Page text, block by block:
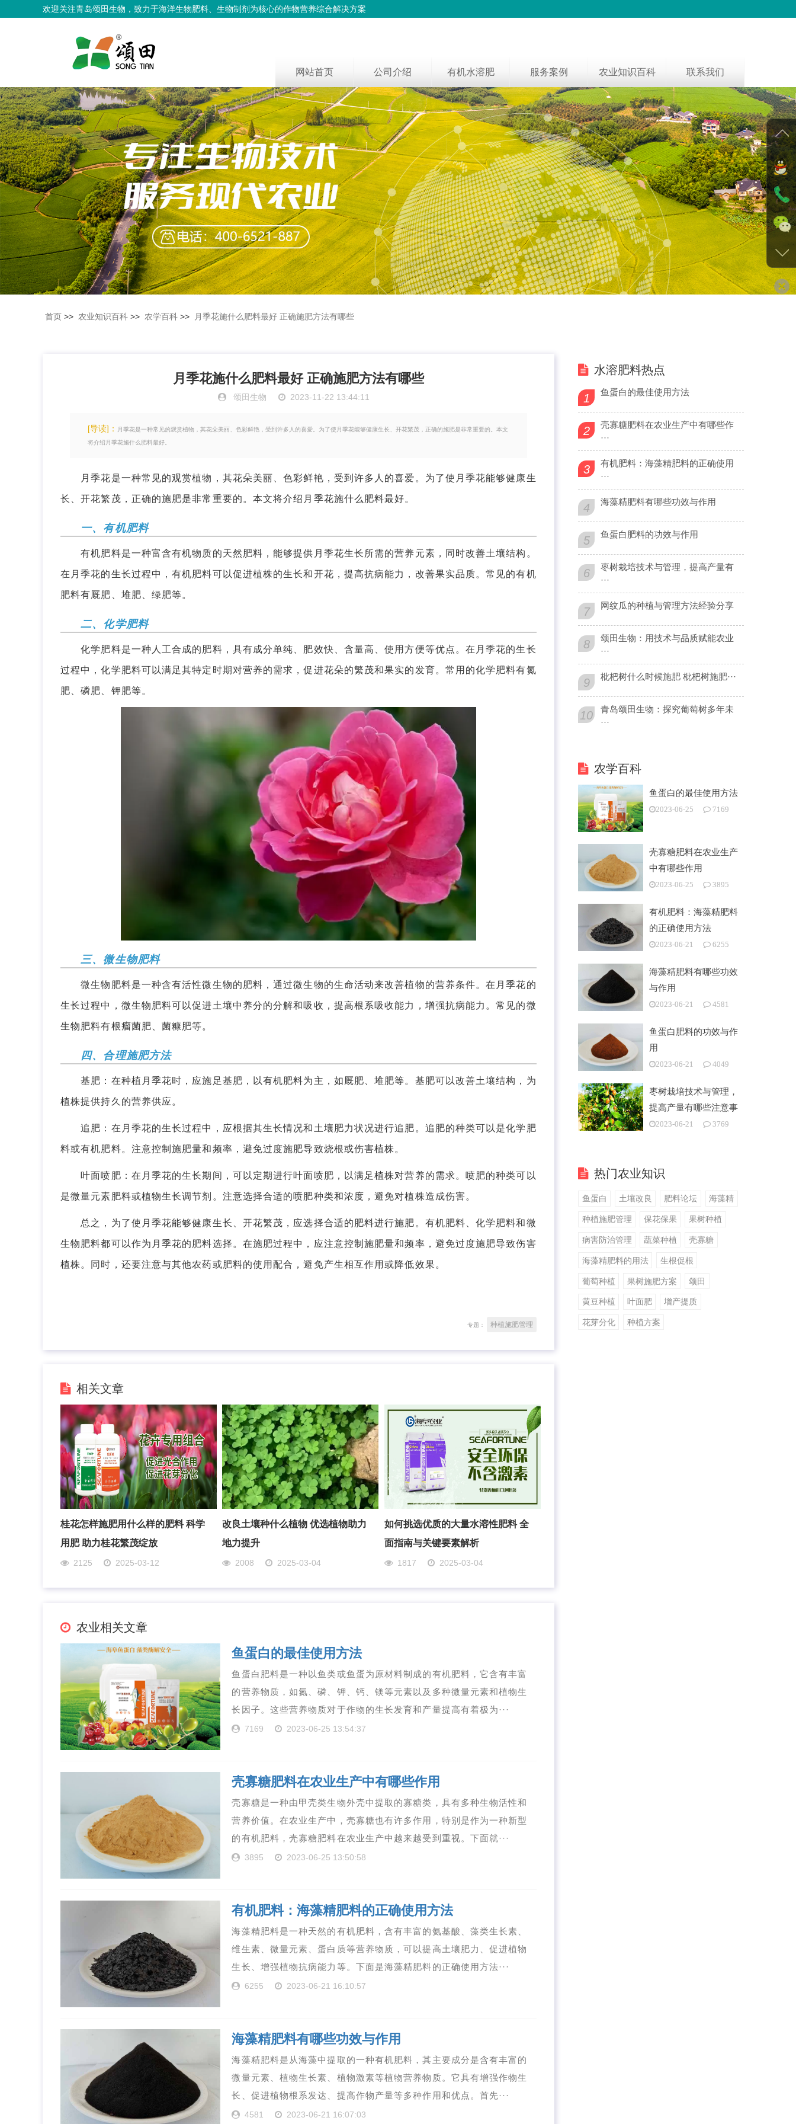
欢迎关注青岛颂田生物，致力于海洋生物肥料、生物制剂为核心的作物营养综合解决方案
网站首页 公司介绍 有机水溶肥 服务案例 农业知识百科 联系我们
首页 >> 农业知识百科 >> 农学百科 >> 月季花施什么肥料最好 正确施肥方法有哪些
月季花施什么肥料最好 正确施肥方法有哪些
颂田生物 2023-11-22 13:44:11
[导读]：
月季花是一种常见的观赏植物，其花朵美丽、色彩鲜艳，受到许多人的喜爱。为了使月季花能够健康生长、开花繁茂，正确的施肥是非常重要的。本文
将介绍月季花施什么肥料最好。
月季花是一种常见的观赏植物，其花朵美丽、色彩鲜艳，受到许多人的喜爱。为了使月季花能够健康生
长、开花繁茂，正确的施肥是非常重要的。本文将介绍月季花施什么肥料最好。
一、有机肥料
有机肥料是一种富含有机物质的天然肥料，能够提供月季花生长所需的营养元素，同时改善土壤结构。
在月季花的生长过程中，有机肥料可以促进植株的生长和开花，提高抗病能力，改善果实品质。常见的有机
肥料有厩肥、堆肥、绿肥等。
二、化学肥料
化学肥料是一种人工合成的肥料，具有成分单纯、肥效快、含量高、使用方便等优点。在月季花的生长
过程中，化学肥料可以满足其特定时期对营养的需求，促进花朵的繁茂和果实的发育。常用的化学肥料有氮
肥、磷肥、钾肥等。
三、微生物肥料
微生物肥料是一种含有活性微生物的肥料，通过微生物的生命活动来改善植物的营养条件。在月季花的
生长过程中，微生物肥料可以促进土壤中养分的分解和吸收，提高根系吸收能力，增强抗病能力。常见的微
生物肥料有根瘤菌肥、菌糠肥等。
四、合理施肥方法
基肥：在种植月季花时，应施足基肥，以有机肥料为主，如厩肥、堆肥等。基肥可以改善土壤结构，为
植株提供持久的营养供应。
追肥：在月季花的生长过程中，应根据其生长情况和土壤肥力状况进行追肥。追肥的种类可以是化学肥
料或有机肥料。注意控制施肥量和频率，避免过度施肥导致烧根或伤害植株。
叶面喷肥：在月季花的生长期间，可以定期进行叶面喷肥，以满足植株对营养的需求。喷肥的种类可以
是微量元素肥料或植物生长调节剂。注意选择合适的喷肥种类和浓度，避免对植株造成伤害。
总之，为了使月季花能够健康生长、开花繁茂，应选择合适的肥料进行施肥。有机肥料、化学肥料和微
生物肥料都可以作为月季花的肥料选择。在施肥过程中，应注意控制施肥量和频率，避免过度施肥导致伤害
植株。同时，还要注意与其他农药或肥料的使用配合，避免产生相互作用或降低效果。
专题： 种植施肥管理
相关文章
桂花怎样施肥用什么样的肥料 科学
用肥 助力桂花繁茂绽放
2125 2025-03-12
改良土壤种什么植物 优选植物助力
地力提升
2008 2025-03-04
如何挑选优质的大量水溶性肥料 全
面指南与关键要素解析
1817 2025-03-04
农业相关文章
鱼蛋白的最佳使用方法
鱼蛋白肥料是一种以鱼类或鱼蛋为原材料制成的有机肥料，它含有丰富
的营养物质，如氮、磷、钾、钙、镁等元素以及多种微量元素和植物生
长因子。这些营养物质对于作物的生长发育和产量提高有着极为···
7169 2023-06-25 13:54:37
壳寡糖肥料在农业生产中有哪些作用
壳寡糖是一种由甲壳类生物外壳中提取的寡糖类，具有多种生物活性和
营养价值。在农业生产中，壳寡糖也有许多作用，特别是作为一种新型
的有机肥料，壳寡糖肥料在农业生产中越来越受到重视。下面就···
3895 2023-06-25 13:50:58
有机肥料：海藻精肥料的正确使用方法
海藻精肥料是一种天然的有机肥料，含有丰富的氨基酸、藻类生长素、
维生素、微量元素、蛋白质等营养物质，可以提高土壤肥力、促进植物
生长、增强植物抗病能力等。下面是海藻精肥料的正确使用方法···
6255 2023-06-21 16:10:57
海藻精肥料有哪些功效与作用
海藻精肥料是从海藻中提取的一种有机肥料，其主要成分是含有丰富的
微量元素、植物生长素、植物激素等植物营养物质。它具有增强作物生
长、促进植物根系发达、提高作物产量等多种作用和优点。首先···
4581 2023-06-21 16:07:03
水溶肥料热点
1 鱼蛋白的最佳使用方法
2
壳寡糖肥料在农业生产中有哪些作
···
3
有机肥料：海藻精肥料的正确使用
···
4 海藻精肥料有哪些功效与作用
5 鱼蛋白肥料的功效与作用
6
枣树栽培技术与管理，提高产量有
···
7 网纹瓜的种植与管理方法经验分享
8
颂田生物：用技术与品质赋能农业
···
9 枇杷树什么时候施肥 枇杷树施肥···
10
青岛颂田生物：探究葡萄树多年未
···
农学百科
鱼蛋白的最佳使用方法
2023-06-25 7169
壳寡糖肥料在农业生产
中有哪些作用
2023-06-25 3895
有机肥料：海藻精肥料
的正确使用方法
2023-06-21 6255
海藻精肥料有哪些功效
与作用
2023-06-21 4581
鱼蛋白肥料的功效与作
用
2023-06-21 4049
枣树栽培技术与管理，
提高产量有哪些注意事
项2023-06-21 3769
热门农业知识
鱼蛋白 土壤改良 肥料论坛 海藻精
种植施肥管理 保花保果 果树种植
病害防治管理 蔬菜种植 壳寡糖
海藻精肥料的用法 生根促根
葡萄种植 果树施肥方案 颂田
黄豆种植 叶面肥 增产提质
花芽分化 种植方案